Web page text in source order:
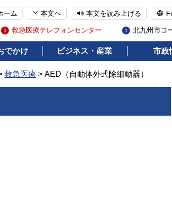
ーム 本文へ 本文を読み上げる
救急医療テレフォンセンター 北九州市コ
でかけ ビジネス・産業 市政
救急医療 > AED（自動体外式除細動器）